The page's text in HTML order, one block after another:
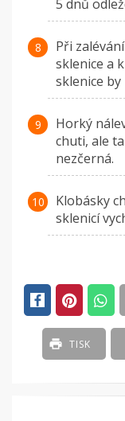
5 dnů
Při
sklenice a
sklenice
Horký
chuti, ale
nezčerná.
Klobásky
sklenicí
TISK